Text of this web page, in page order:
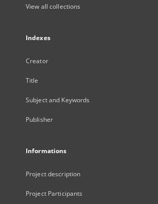
View all collections
Indexes
Creator
Title
Subject and Keywords
Publisher
Informations
Project description
Project Participants